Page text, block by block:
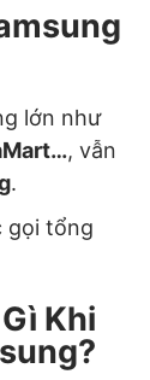
lớn như
, vẫn
.
gọi tổng
Khi